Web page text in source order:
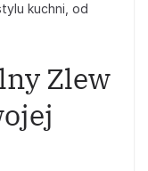
kuchni, od
Zlew